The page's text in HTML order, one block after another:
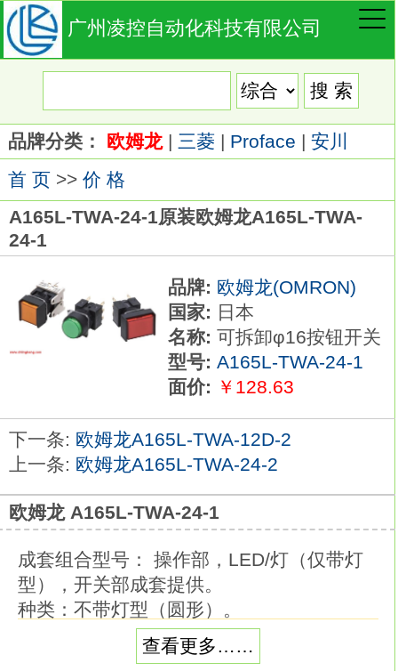
广州凌控自动化科技有限公司
品牌分类： 欧姆龙| 三菱| Proface | 安川
首 页>> 价 格
A165L-TWA-24-1原装欧姆龙A165L-TWA-
24-1
品牌: 欧姆龙(OMRON)
国家: 日本
名称:可拆卸φ16按钮开关
型号:A165L-TWA-24-1
面价: ￥128.63
下一条: 欧姆龙A165L-TWA-12D-2
上一条: 欧姆龙A165L-TWA-24-2
欧姆龙 A165L-TWA-24-1
成套组合型号： 操作部，LED/灯（仅带灯
型），开关部成套提供。
种类：不带灯型（圆形）。
形状：圆形/小型蘑菇形。
输出数：SPST-NO + SPST-NC原装欧姆龙
查看更多……